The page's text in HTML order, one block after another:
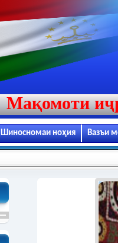
Мақомоти
Шиносномаи ноҳия Вазъи